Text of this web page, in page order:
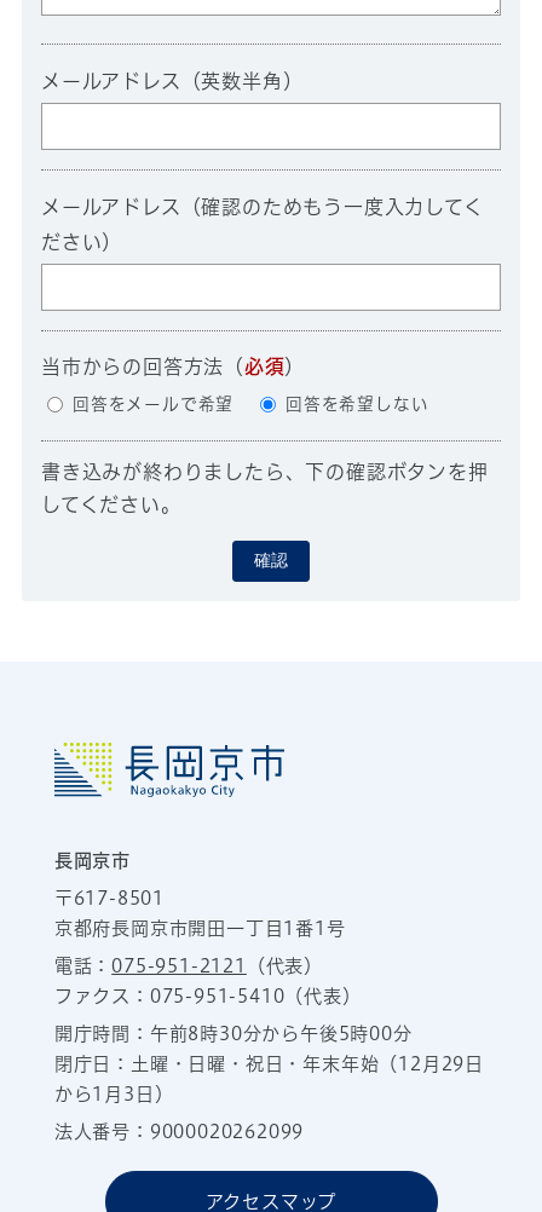
メールアドレス（英数半角）
メールアドレス（確認のためもう一度入力してく
ださい）
当市からの回答方法 （必須）
回答をメールで希望 回答を希望しない
書き込みが終わりましたら、下の確認ボタンを押
してください。
確認
長岡京市
〒617-8501
京都府長岡京市開田一丁目1番1号
電話：075-951-2121
（代表）
ファクス：075-951-5410（代表）
開庁時間：午前8時30分から午後5時00分
閉庁日：土曜・日曜・祝日・年末年始（12月29日
から1月3日）
法人番号：9000020262099
アクセスマップ